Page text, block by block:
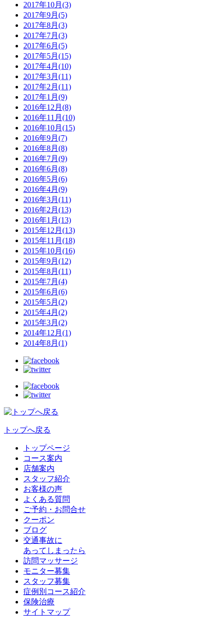
2017年10月(3)
2017年9月(5)
2017年8月(3)
2017年7月(3)
2017年6月(5)
2017年5月(15)
2017年4月(10)
2017年3月(11)
2017年2月(11)
2017年1月(9)
2016年12月(8)
2016年11月(10)
2016年10月(15)
2016年9月(7)
2016年8月(8)
2016年7月(9)
2016年6月(8)
2016年5月(6)
2016年4月(9)
2016年3月(11)
2016年2月(13)
2016年1月(13)
2015年12月(13)
2015年11月(18)
2015年10月(16)
2015年9月(12)
2015年8月(11)
2015年7月(4)
2015年6月(6)
2015年5月(2)
2015年4月(2)
2015年3月(2)
2014年12月(1)
2014年8月(1)
トップへ戻る
トップページ
コース案内
店舗案内
スタッフ紹介
お客様の声
よくある質問
ご予約・お問合せ
クーポン
ブログ
交通事故に
あってしまったら
訪問マッサージ
モニター募集
スタッフ募集
症例別コース紹介
保険治療
サイトマップ